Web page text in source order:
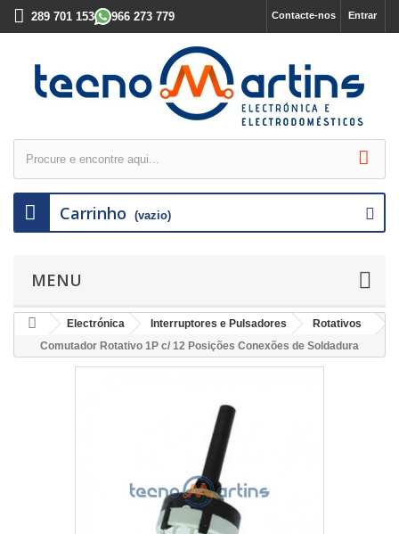
Entrar
Contacte-nos
289 701 153 966 273 779
Carrinho (vazio)
MENU
Electrónica Interruptores e Pulsadores
Rotativos
Comutador Rotativo 1P c/ 12 Posições Conexões de Soldadura